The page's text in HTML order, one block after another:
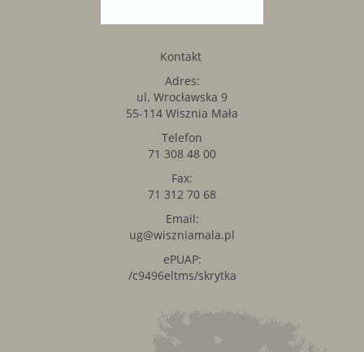
Kontakt
Adres:
ul. Wrocławska 9
55-114 Wisznia Mała
Telefon
71 308 48 00
Fax:
71 312 70 68
Email:
ug@wiszniamala.pl
ePUAP:
/c9496eltms/skrytka